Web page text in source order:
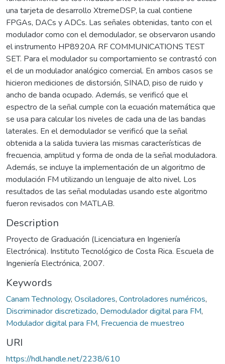
una tarjeta de desarrollo XtremeDSP, la cual contiene
FPGAs, DACs y ADCs. Las señales obtenidas, tanto con el
modulador como con el demodulador, se observaron usando
el instrumento HP8920A RF COMMUNICATIONS TEST
SET. Para el modulador su comportamiento se contrastó con
el de un modulador analógico comercial. En ambos casos se
hicieron mediciones de distorsión, SINAD, piso de ruido y
ancho de banda ocupado. Además, se verificó que el
espectro de la señal cumple con la ecuación matemática que
se usa para calcular los niveles de cada una de las bandas
laterales. En el demodulador se verificó que la señal
obtenida a la salida tuviera las mismas características de
frecuencia, amplitud y forma de onda de la señal moduladora.
Además, se incluye la implementación de un algoritmo de
modulación FM utilizando un lenguaje de alto nivel. Los
resultados de las señal moduladas usando este algoritmo
fueron revisados con MATLAB.
Description
Proyecto de Graduación (Licenciatura en Ingeniería
Electrónica). Instituto Tecnológico de Costa Rica. Escuela de
Ingeniería Electrónica, 2007.
Keywords
Canam Technology, Osciladores, Controladores numéricos,
Discriminador discretizado, Demodulador digital para FM,
Modulador digital para FM, Frecuencia de muestreo
URI
https://hdl.handle.net/2238/610